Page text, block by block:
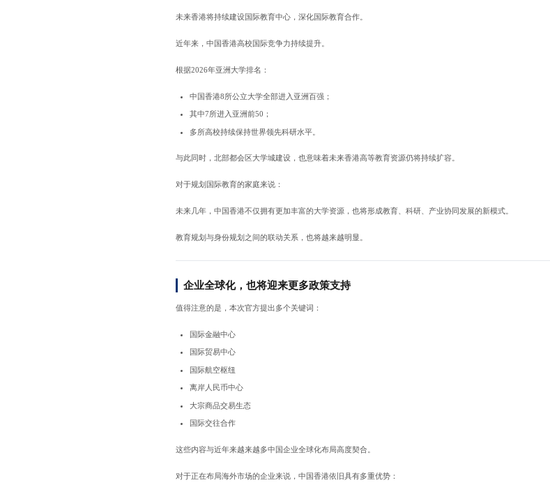
未来香港将持续建设国际教育中心，深化国际教育合作。
近年来，中国香港高校国际竞争力持续提升。
根据2026年亚洲大学排名：
中国香港8所公立大学全部进入亚洲百强；
其中7所进入亚洲前50；
多所高校持续保持世界领先科研水平。
与此同时，北部都会区大学城建设，也意味着未来香港高等教育资源仍将持续扩容。
对于规划国际教育的家庭来说：
未来几年，中国香港不仅拥有更加丰富的大学资源，也将形成教育、科研、产业协同发展的新模式。
教育规划与身份规划之间的联动关系，也将越来越明显。
企业全球化，也将迎来更多政策支持
值得注意的是，本次官方提出多个关键词：
国际金融中心
国际贸易中心
国际航空枢纽
离岸人民币中心
大宗商品交易生态
国际交往合作
这些内容与近年来越来越多中国企业全球化布局高度契合。
对于正在布局海外市场的企业来说，中国香港依旧具有多重优势：